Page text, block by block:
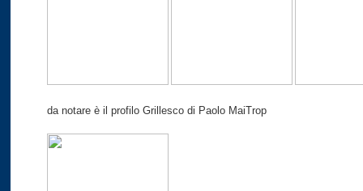
da notare è il profilo Grillesco di Paolo MaiTrop